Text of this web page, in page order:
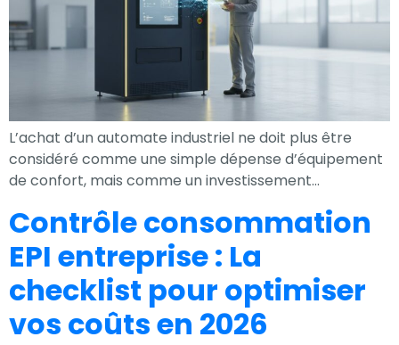
L’achat d’un automate industriel ne doit plus être
considéré comme une simple dépense d’équipement
de confort, mais comme un investissement…
Contrôle consommation
EPI entreprise : La
checklist pour optimiser
vos coûts en 2026
et des offres
personnalisés.